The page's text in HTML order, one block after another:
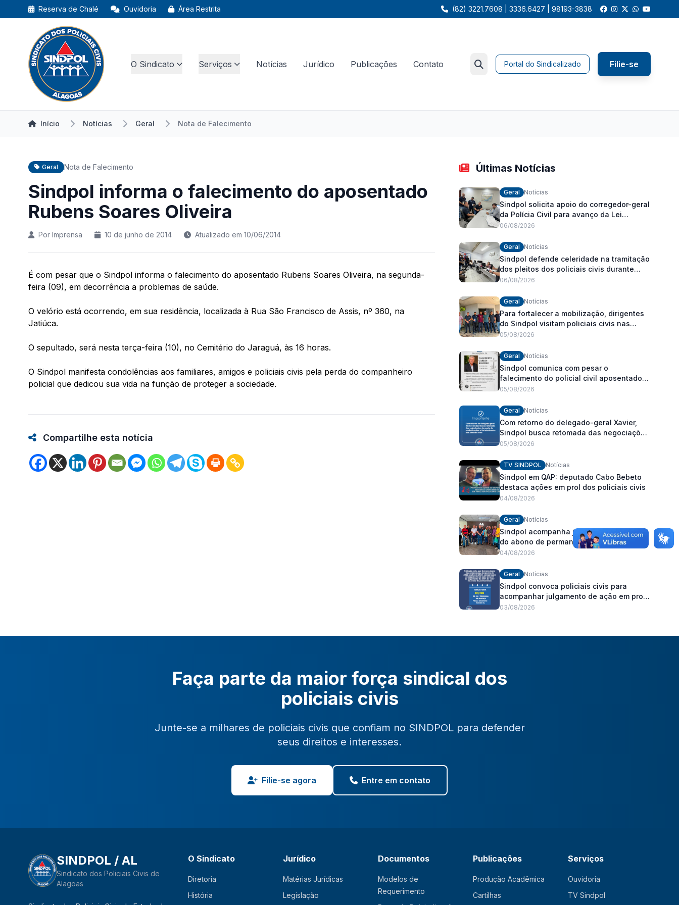
Reserva de Chalé Ouvidoria Área Restrita (82) 3221.7608 | 3336.6427 | 98193-3838
O Sindicato Serviços Notícias Jurídico Publicações Contato Portal do Sindicalizado Filie-se
Início Notícias Geral Nota de Falecimento
Geral Nota de Falecimento
Sindpol informa o falecimento do aposentado
Rubens Soares Oliveira
Por Imprensa 10 de junho de 2014 Atualizado em 10/06/2014
É com pesar que o Sindpol informa o falecimento do aposentado Rubens Soares Oliveira, na segunda-
feira (09), em decorrência a problemas de saúde.
O velório está ocorrendo, em sua residência, localizada à Rua São Francisco de Assis, nº 360, na
Jatiúca.
O sepultado, será nesta terça-feira (10), no Cemitério do Jaraguá, às 16 horas.
O Sindpol manifesta condolências aos familiares, amigos e policiais civis pela perda do companheiro
policial que dedicou sua vida na função de proteger a sociedade.
Compartilhe esta notícia
Últimas Notícias
Geral Notícias
Sindpol solicita apoio do corregedor-geral
da Polícia Civil para avanço da Lei
Orgânica Estadual
06/08/2026
Geral Notícias
Sindpol defende celeridade na tramitação
dos pleitos dos policiais civis durante
visita às delegacias
06/08/2026
Geral Notícias
Para fortalecer a mobilização, dirigentes
do Sindpol visitam policiais civis nas
delegacias
05/08/2026
Geral Notícias
Sindpol comunica com pesar o
falecimento do policial civil aposentado
Dagoberto Carlos Romeiro
05/08/2026
Geral Notícias
Com retorno do delegado-geral Xavier,
Sindpol busca retomada das negociações
da pauta de reivindicações e
05/08/2026
TV SINDPOL Notícias
Sindpol em QAP: deputado Cabo Bebeto
destaca ações em prol dos policiais civis
04/08/2026
Geral Notícias
Sindpol acompanha julgamento da ação
do abono de permanência no TJ/AL
04/08/2026
Geral Notícias
Sindpol convoca policiais civis para
acompanhar julgamento de ação em prol
do pagamento de 100% do abono de
03/08/2026
Faça parte da maior força sindical dos
policiais civis
Junte-se a milhares de policiais civis que confiam no SINDPOL para defender
seus direitos e interesses.
Filie-se agora Entre em contato
SINDPOL / AL
Sindicato dos Policiais Civis de
Alagoas
O Sindicato
Diretoria
História
Jurídico
Matérias Jurídicas
Legislação
Documentos
Modelos de
Requerimento
Publicações
Produção Acadêmica
Cartilhas
Serviços
Ouvidoria
TV Sindpol